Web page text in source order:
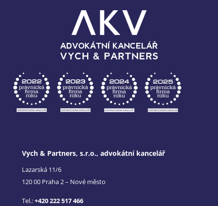
Vych & Partners, s.r.o., advokátní kancelář
Lazarská 11/6
120 00 Praha 2 – Nové město
Tel.:+420 222 517 466